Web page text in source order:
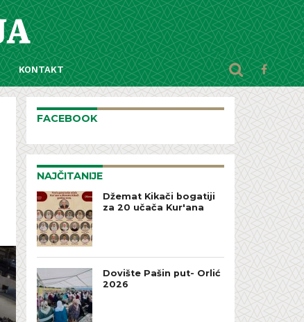
KONTAKT
FACEBOOK
NAJČITANIJE
Džemat Kikači bogatiji
za 20 učača Kur'ana
Dovište Pašin put- Orlić
2026